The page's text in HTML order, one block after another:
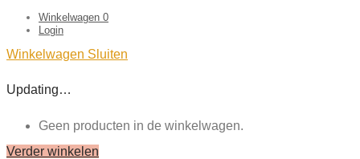
Winkelwagen 0
Login
Winkelwagen Sluiten
Updating…
Geen producten in de winkelwagen.
Verder winkelen